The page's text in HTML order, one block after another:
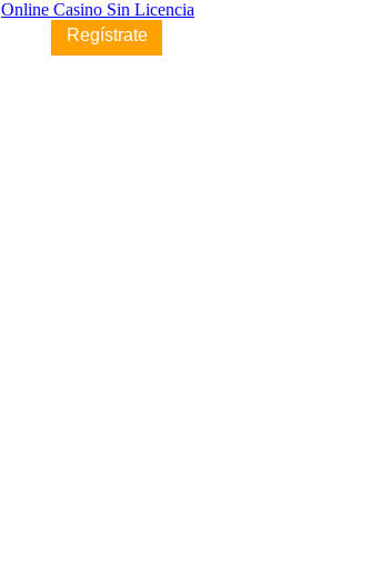
Online Casino Sin Licencia
Regístrate